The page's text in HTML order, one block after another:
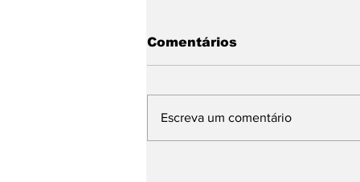
Comentários
Escreva um comentário